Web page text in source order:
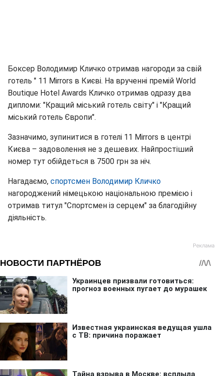
Боксер Володимир Кличко отримав нагороди за свій
готель " 11 Mirrors в Києві. На врученні премій World
Boutique Hotel Awards Кличко отримав одразу два
дипломи: "Кращий міський готель світу" і "Кращий
міський готель Європи".
Зазначимо, зупинитися в готелі 11 Mirrors в центрі
Києва – задоволення не з дешевих. Найпростіший
номер тут обійдеться в 7500 грн за ніч.
Нагадаємо, спортсмен Володимир Кличко
нагороджений німецькою національною премією і
отримав титул "Спортсмен із серцем" за благодійну
діяльність.